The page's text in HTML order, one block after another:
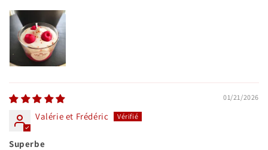
01/21/2026
Valérie et Frédéric
Superbe